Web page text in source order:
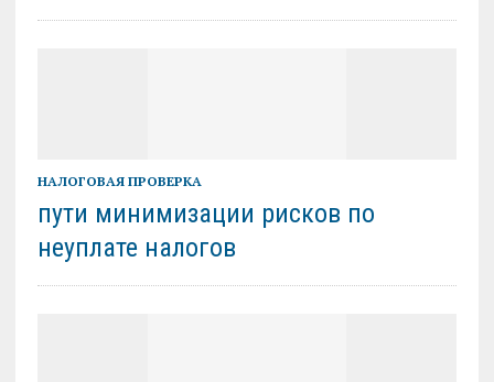
НАЛОГОВАЯ ПРОВЕРКА
пути минимизации рисков по
неуплате налогов